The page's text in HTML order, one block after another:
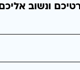
ונשוב